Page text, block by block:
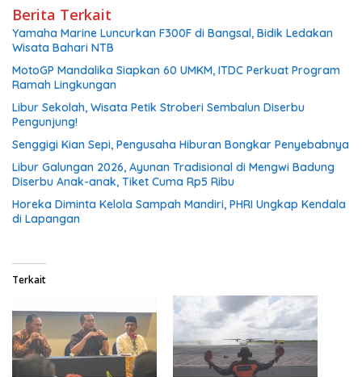
Berita Terkait
Yamaha Marine Luncurkan F300F di Bangsal, Bidik Ledakan
Wisata Bahari NTB
MotoGP Mandalika Siapkan 60 UMKM, ITDC Perkuat Program
Ramah Lingkungan
Libur Sekolah, Wisata Petik Stroberi Sembalun Diserbu
Pengunjung!
Senggigi Kian Sepi, Pengusaha Hiburan Bongkar Penyebabnya
Libur Galungan 2026, Ayunan Tradisional di Mengwi Badung
Diserbu Anak-anak, Tiket Cuma Rp5 Ribu
Horeka Diminta Kelola Sampah Mandiri, PHRI Ungkap Kendala
di Lapangan
Terkait